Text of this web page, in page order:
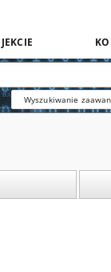
Wyszukiwanie